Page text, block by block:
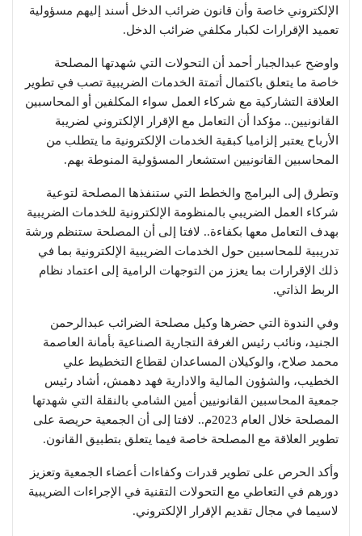
الإلكتروني خاصة وأن قانون ضرائب الدخل أسند إليهم مسؤولية
تعميد الإقرارات لكبار مكلفي ضرائب الدخل.
واوضح عبدالجبار أحمد أن التحولات التي شهدتها المصلحة
خاصة ما يتعلق باكتمال أتمتة الخدمات الضريبية تصب في تطوير
العلاقة التشاركية مع شركاء العمل سواء المكلفين أو المحاسبين
القانونيين.. مؤكدا أن التعامل مع الإقرار الإلكتروني لضريبة
الأرباح يعتبر إلزاميا كبقية الخدمات الإلكترونية ما يتطلب من
المحاسبين القانونيين استشعار المسؤولية المنوطة بهم.
وتطرق إلى البرامج والخطط التي ستنفذها المصلحة لتوعية
شركاء العمل الضريبي بالمنظومة الإلكترونية للخدمات الضريبية
بهدف التعامل معها بكفاءة.. لافتا إلى أن المصلحة ستنظم ورشة
تدريبية للمحاسبين حول الخدمات الضريبية الإلكترونية بما في
ذلك الإقرارات بما يعزز من التوجهات الرامية إلى اعتماد نظام
الربط الذاتي.
وفي الندوة التي حضرها وكيل مصلحة الضرائب عبدالرحمن
الجنيد، ونائب رئيس الغرفة التجارية الصناعية بأمانة العاصمة
محمد صلاح، والوكيلان المساعدان لقطاع التخطيط علي
الخطيب، والشؤون المالية والادارية فهد دهمش، أشاد رئيس
جمعية المحاسبين القانونيين أمين الشامي بالنقلة التي شهدتها
المصلحة خلال العام 2023م.. لافتا إلى أن الجمعية حريصة على
تطوير العلاقة مع المصلحة خاصة فيما يتعلق بتطبيق القانون.
وأكد الحرص على تطوير قدرات وكفاءات أعضاء الجمعية وتعزيز
دورهم في التعاطي مع التحولات التقنية في الإجراءات الضريبية
لاسيما في مجال تقديم الإقرار الإلكتروني.